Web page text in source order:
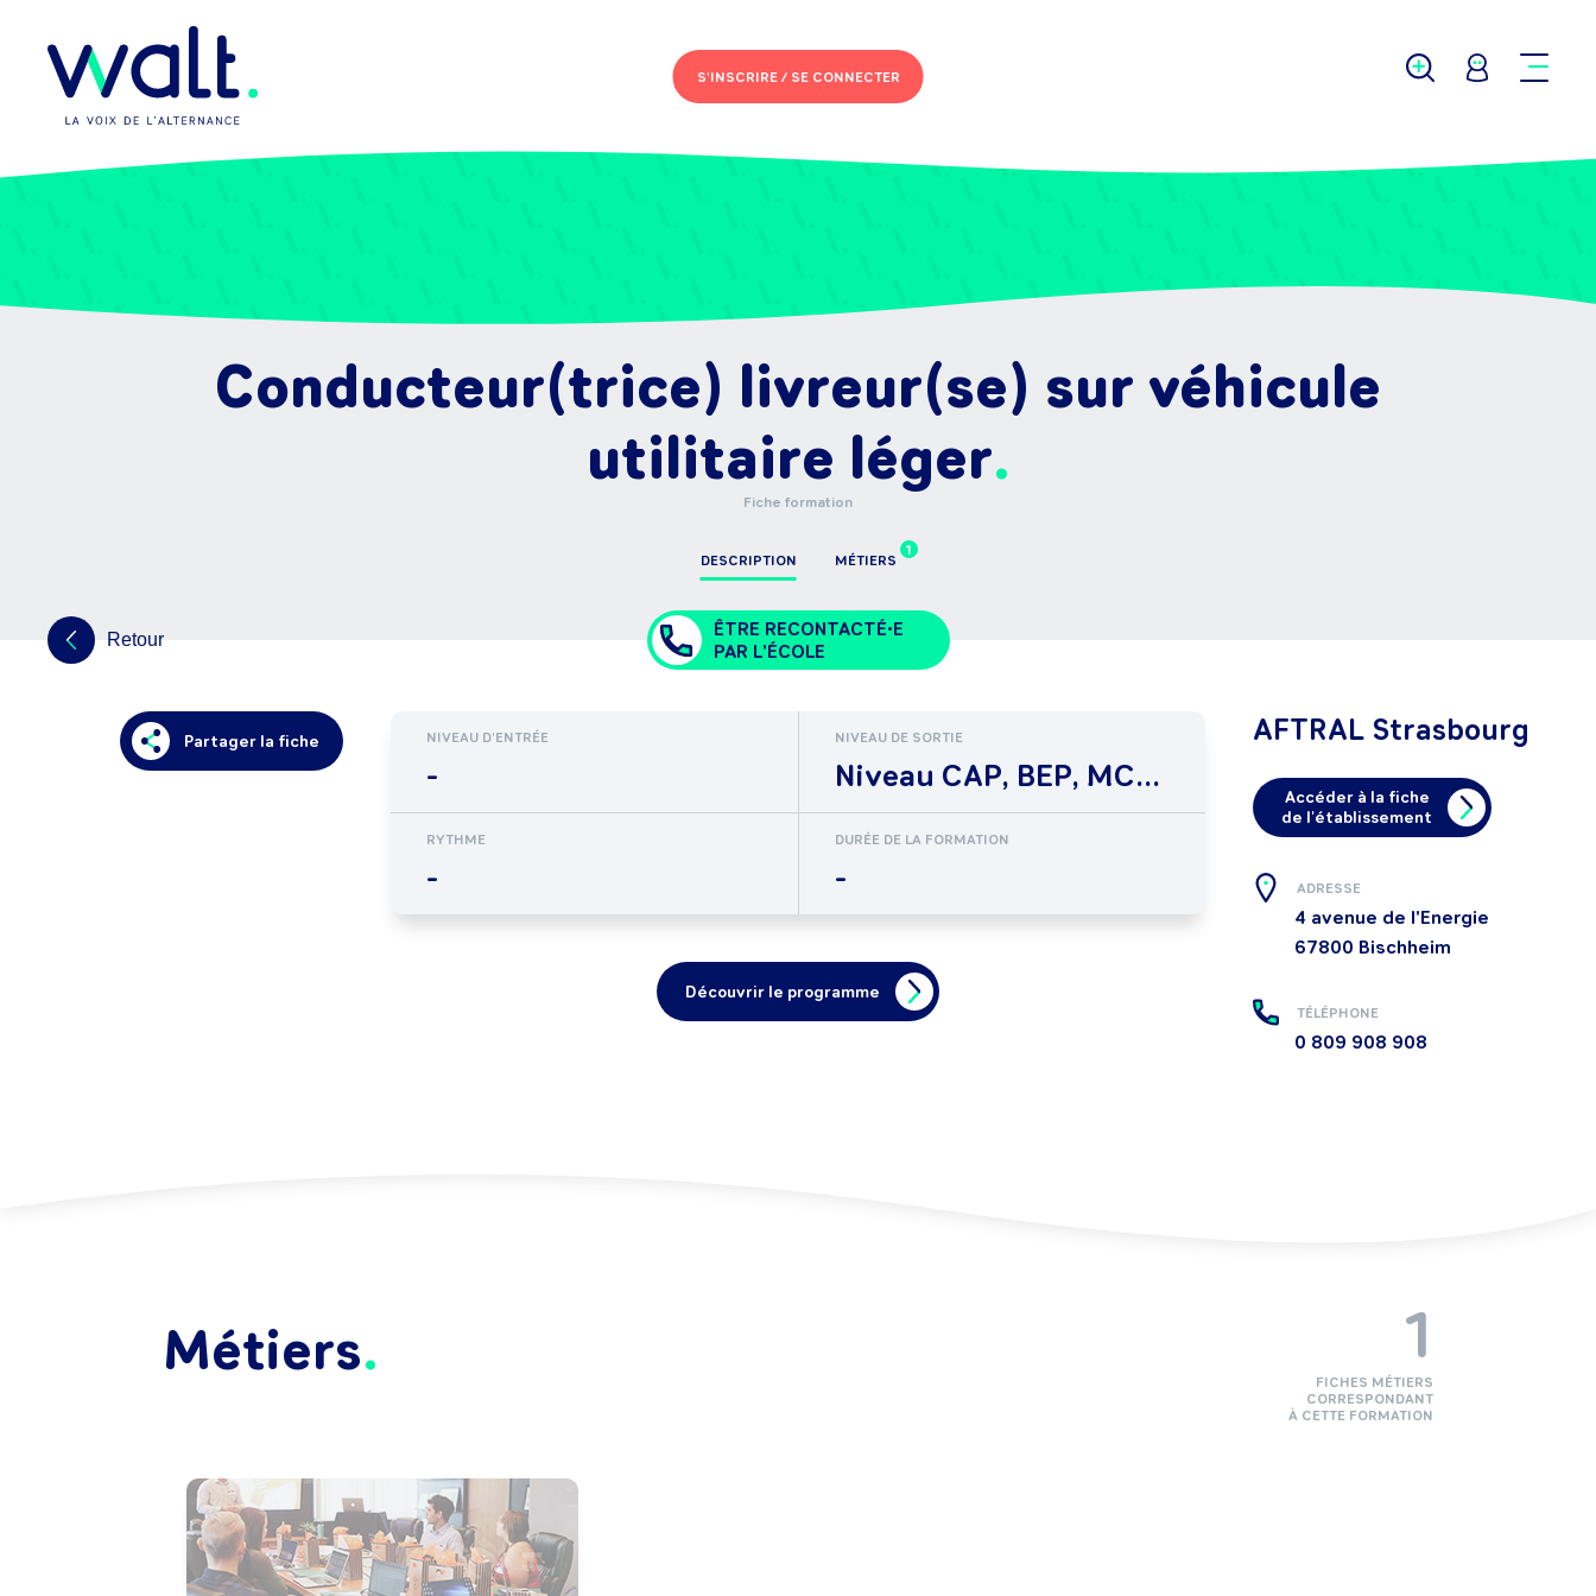
S'INSCRIRE /SE CONNECTER
Conducteur(trice) livreur(se) sur véhicule
utilitaire léger
Fiche formation
DESCRIPTION
1
MÉTIERS
ÊTRE RECONTACTÉ•E
PAR L'ÉCOLE
Retour
Partager la fiche NIVEAU D'ENTRÉE
-
NIVEAU DE SORTIE
Niveau CAP, BEP, MC...
RYTHME
-
DURÉE DE LA FORMATION
-
Découvrir le programme
AFTRAL Strasbourg
Accéder à la fiche
de l'établissement
ADRESSE
4 avenue de l'Energie
67800 Bischheim
TÉLÉPHONE
0 809 908 908
Métiers 1
FICHES MÉTIERS
CORRESPONDANT
À CETTE FORMATION